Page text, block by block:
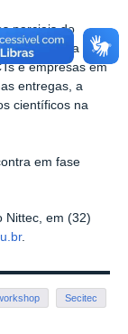
parciais do
temática
e empresas em
entregas, a
científicos na
em fase
Nittec, em (32)
.
Secitec